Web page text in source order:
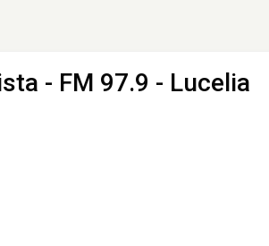
- FM 97.9 - Lucelia